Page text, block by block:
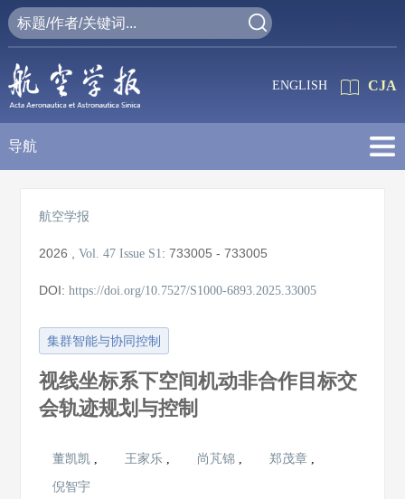
CJA
ENGLISH
导航
航空学报
2026 ,Vol. 47 Issue S1:733005 - 733005
DOI:https://doi.org/10.7527/S1000-6893.2025.33005
集群智能与协同控制
视线坐标系下空间机动非合作目标交
会轨迹规划与控制
董凯凯 , 王家乐 , 尚芃锦 , 郑茂章 ,
倪智宇